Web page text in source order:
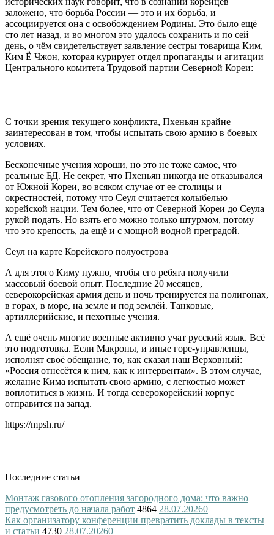
заложено, что борьба России — это и их борьба, и
ассоциируется она с освобождением Родины. Это было ещё
сто лет назад, и во многом это удалось сохранить и по сей
день, о чём свидетельствует заявление сестры товарища Ким,
Ким Ё Чжон, которая курирует отдел пропаганды и агитации
Центрального комитета Трудовой партии Северной Кореи:
С точки зрения текущего конфликта, Пхеньян крайне
заинтересован в том, чтобы испытать свою армию в боевых
условиях.
Бесконечные учения хороши, но это не тоже самое, что
реальные БД. Не секрет, что Пхеньян никогда не отказывался
от Южной Кореи, во всяком случае от ее столицы и
окрестностей, потому что Сеул считается колыбелью
корейской нации. Тем более, что от Северной Кореи до Сеула
рукой подать. Но взять его можно только штурмом, потому
что это крепость, да ещё и с мощной водной преградой.
Сеул на карте Корейского полуострова
А для этого Киму нужно, чтобы его ребята получили
массовый боевой опыт. Последние 20 месяцев,
северокорейская армия день и ночь тренируется на полигонах,
в горах, в море, на земле и под землёй. Танковые,
артиллерийские, и пехотные учения.
А ещё очень многие военные активно учат русский язык. Всё
это подготовка. Если Макроны, и иные горе-управленцы,
исполнят своё обещание, то, как сказал наш Верховный:
«Россия отнесётся к ним, как к интервентам». В этом случае,
желание Кима испытать свою армию, с легкостью может
воплотиться в жизнь. И тогда северокорейский корпус
отправится на запад.
https://mpsh.ru/
Последние статьи
Монтаж газового отопления загородного дома: что важно
предусмотреть до начала работ 4864 28.07.20260
Как организатору конференции превратить доклады в тексты
и статьи 4730 28.07.20260